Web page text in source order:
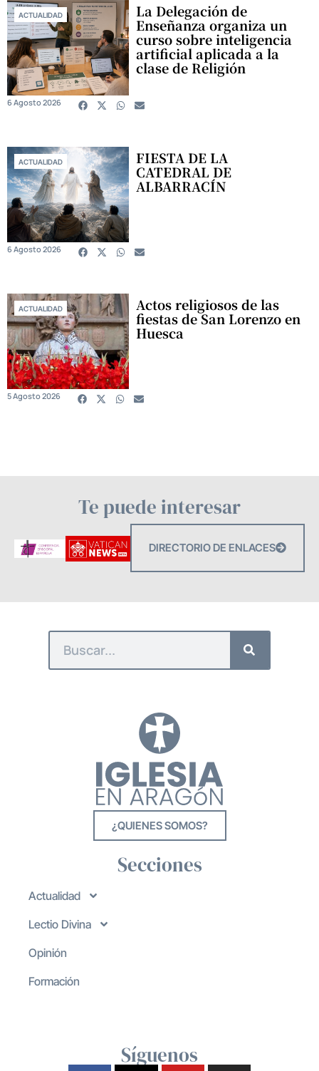
ACTUALIDAD La Delegación de
Enseñanza organiza un
curso sobre inteligencia
artificial aplicada a la
clase de Religión
6 Agosto 2026
ACTUALIDAD FIESTA DE LA
CATEDRAL DE
ALBARRACÍN
6 Agosto 2026
ACTUALIDAD Actos religiosos de las
fiestas de San Lorenzo en
Huesca
5 Agosto 2026
Te puede interesar
DIRECTORIO DE ENLACES
¿QUIENES SOMOS?
Secciones
Actualidad
Lectio Divina
Opinión
Formación
Síguenos